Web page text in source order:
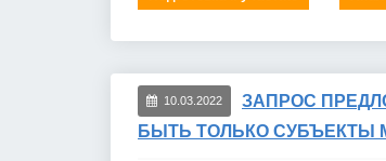
10.03.2022
ЗАПРОС
БЫТЬ ТОЛЬКО СУБЪЕКТЫ